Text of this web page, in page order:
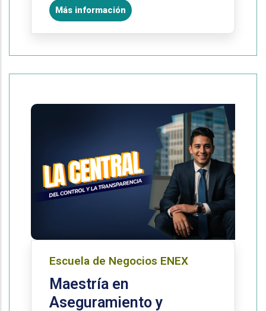
Más información
Escuela de Negocios ENEX
Maestría en
Aseguramiento y